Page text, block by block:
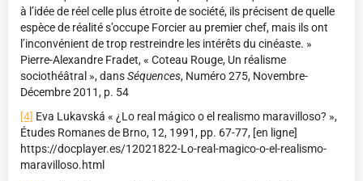
à l’idée de réel celle plus étroite de société, ils précisent de quelle
espèce de réalité s’occupe Forcier au premier chef, mais ils ont
l’inconvénient de trop restreindre les intérêts du cinéaste. »
Pierre-Alexandre Fradet, « Coteau Rouge, Un réalisme
sociothéâtral », dansSéquences, Numéro 275, Novembre-
Décembre 2011, p. 54
[4] Eva Lukavská « ¿Lo real mágico o el realismo maravilloso? »,
Études Romanes de Brno, 12, 1991, pp. 67-77, [en ligne]
https://docplayer.es/12021822-Lo-real-magico-o-el-realismo-
maravilloso.html